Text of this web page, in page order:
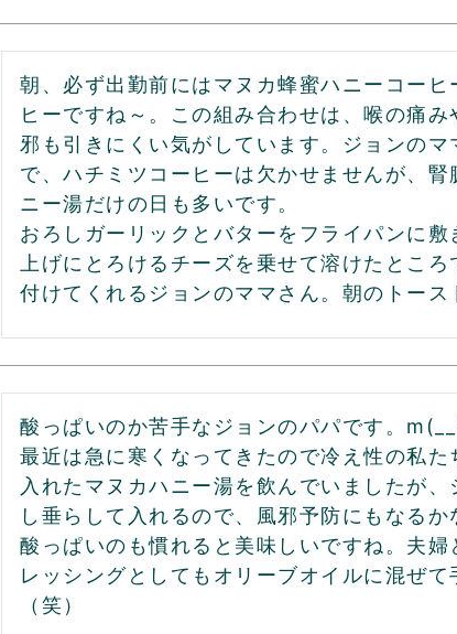
朝、必ず出勤前にはマヌカ蜂蜜ハニーコー
ヒーですね～。この組み合わせは、喉の痛
邪も引きにくい気がしています。ジョンの
で、ハチミツコーヒーは欠かせませんが、
ニー湯だけの日も多いです。
おろしガーリックとバターをフライパンに
上げにとろけるチーズを乗せて溶けたとこ
付けてくれるジョンのママさん。朝のトース
酸っぱいのか苦手なジョンのパパです。
最近は急に寒くなってきたので冷え性の私
入れたマヌカハニー湯を飲んでいましたが
し垂らして入れるので、風邪予防にもなる
酸っぱいのも慣れると美味しいですね。夫
レッシングとしてもオリーブオイルに混ぜて
（笑）